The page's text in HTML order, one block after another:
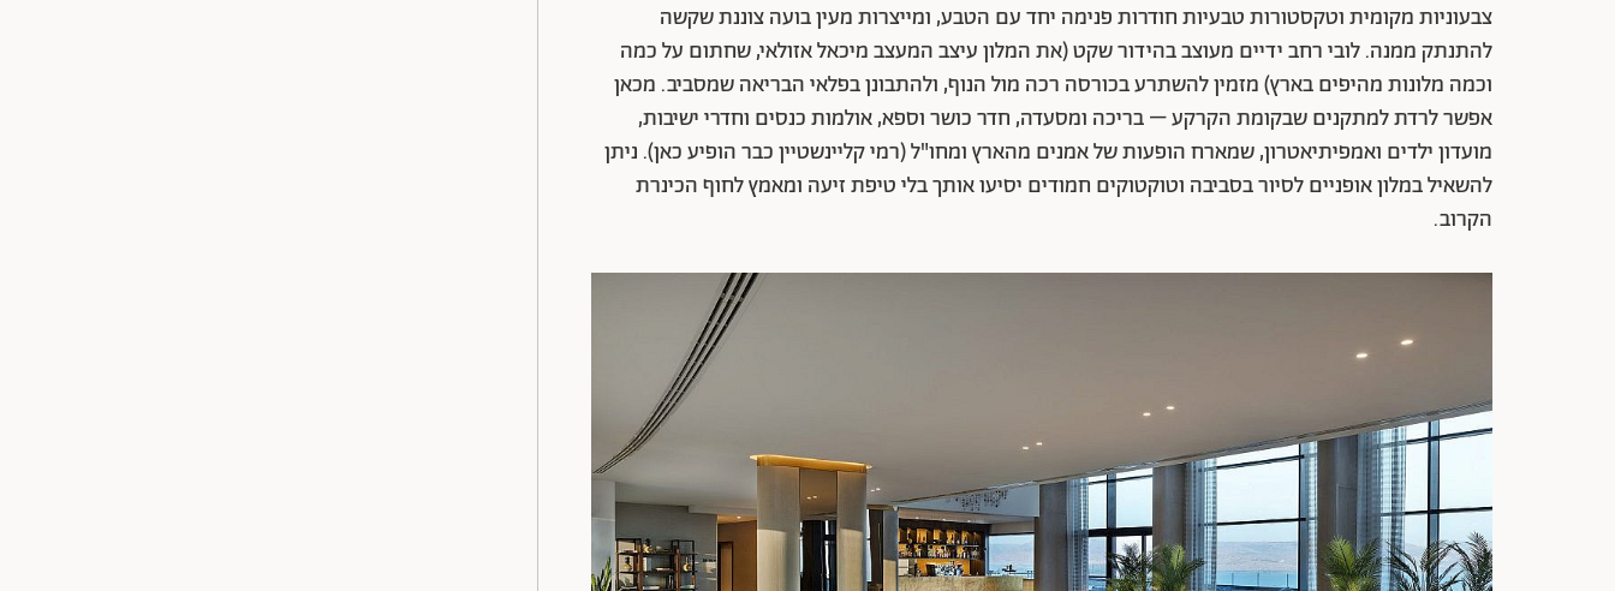
צבעוניות מקומית וטקסטורות טבעיות חודרות פנימה יחד עם הטבע, ומייצרות מעין בועה צוננת שקשה
להתנתק ממנה. לובי רחב ידיים מעוצב בהידור שקט (את המלון עיצב המעצב מיכאל אזולאי, שחתום על כמה
וכמה מלונות מהיפים בארץ) מזמין להשתרע בכורסה רכה מול הנוף, ולהתבונן בפלאי הבריאה שמסביב. מכאן
אפשר לרדת למתקנים שבקומת הקרקע – בריכה ומסעדה, חדר כושר וספא, אולמות כנסים וחדרי ישיבות,
מועדון ילדים ואמפיתיאטרון, שמארח הופעות של אמנים מהארץ ומחו"ל (רמי קליינשטיין כבר הופיע כאן). ניתן
להשאיל במלון אופניים לסיור בסביבה וטוקטוקים חמודים יסיעו אותך בלי טיפת זיעה ומאמץ לחוף הכינרת
הקרוב.